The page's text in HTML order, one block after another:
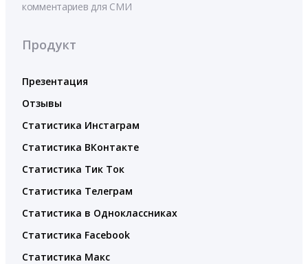
комментариев для СМИ
Продукт
Презентация
Отзывы
Статистика Инстаграм
Статистика ВКонтакте
Статистика Тик Ток
Статистика Телеграм
Статистика в Одноклассниках
Статистика Facebook
Статистика Макс